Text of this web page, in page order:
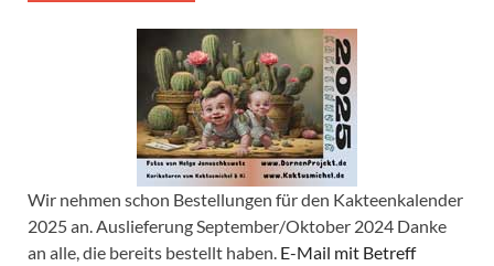
Wir nehmen schon Bestellungen für den Kakteenkalender
2025 an. Auslieferung September/Oktober 2024 Danke
an alle, die bereits bestellt haben. E-Mail mit Betreff